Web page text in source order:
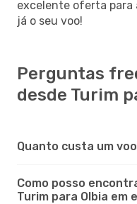
excelente oferta para
já o seu voo!
Perguntas
desde Turim
Quanto custa um
Como posso
Turim para Olbia em